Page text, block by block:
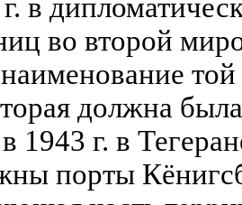
в
во второй
должна
1943 г. в
порты